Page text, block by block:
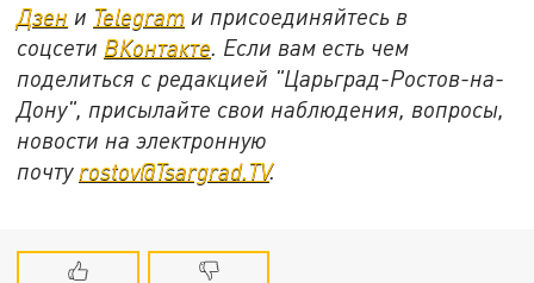
Дзен и Telegram и присоединяйтесь в
соцсети ВКонтакте . Если вам есть чем
поделиться с редакцией "Царьград-Ростов-на-
Дону", присылайте свои наблюдения, вопросы,
новости на электронную
почту rostov@Tsargrad.ТV.